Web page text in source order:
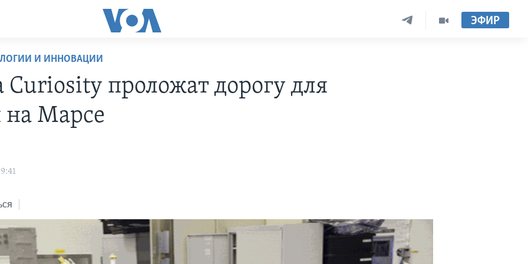
ЭФИР
И ИННОВАЦИИ
Curiosity проложат дорогу для
Марсе